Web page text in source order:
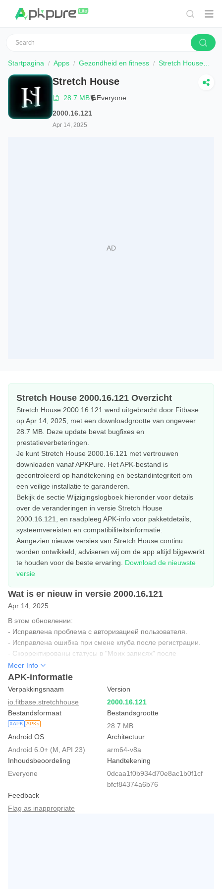
Startpagina Apps Gezondheid en fitness Stretch House
Stretch House
28.7 MB
Everyone
2000.16.121
Apr 14, 2025
Stretch House 2000.16.121 Overzicht
Stretch House 2000.16.121 werd uitgebracht door Fitbase
op Apr 14, 2025, met een downloadgrootte van ongeveer
28.7 MB. Deze update bevat bugfixes en
prestatieverbeteringen.
Je kunt Stretch House 2000.16.121 met vertrouwen
downloaden vanaf APKPure. Het APK-bestand is
gecontroleerd op handtekening en bestandintegriteit om
een veilige installatie te garanderen.
Bekijk de sectie Wijzigingslogboek hieronder voor details
over de veranderingen in versie Stretch House
2000.16.121, en raadpleeg APK-info voor pakketdetails,
systeemvereisten en compatibiliteitsinformatie.
Aangezien nieuwe versies van Stretch House continu
worden ontwikkeld, adviseren wij om de app altijd bijgewerkt
te houden voor de beste ervaring. Download de nieuwste
versie
Wat is er nieuw in versie 2000.16.121
Apr 14, 2025
В этом обновлении:
- Исправлена проблема с авторизацией пользователя.
- Исправлена ошибка при смене клуба после регистрации.
- Скорректированы статусы в "Моих записях" после
регистрации на групповое или персональное занятие.
- Улучшена работа переходов по push-уведомлениям.
- Также внесены многочисленные исправления и улучшения
Meer Info
APK-informatie
Verpakkingsnaam
io.fitbase.stretchhouse
Version
2000.16.121
Bestandsformaat
XAPK APKs
Bestandsgrootte
28.7 MB
Android OS
Android 6.0+ (M, API 23)
Architectuur
arm64-v8a
Inhoudsbeoordeling
Everyone
Handtekening
0dcaa1f0b934d70e8ac1b0f1cf
bfcf84374a6b76
Feedback
Flag as inappropriate